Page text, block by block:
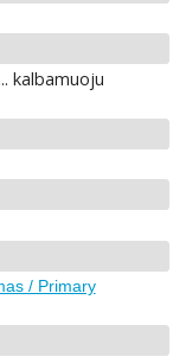
kalbamuoju
/ Primary